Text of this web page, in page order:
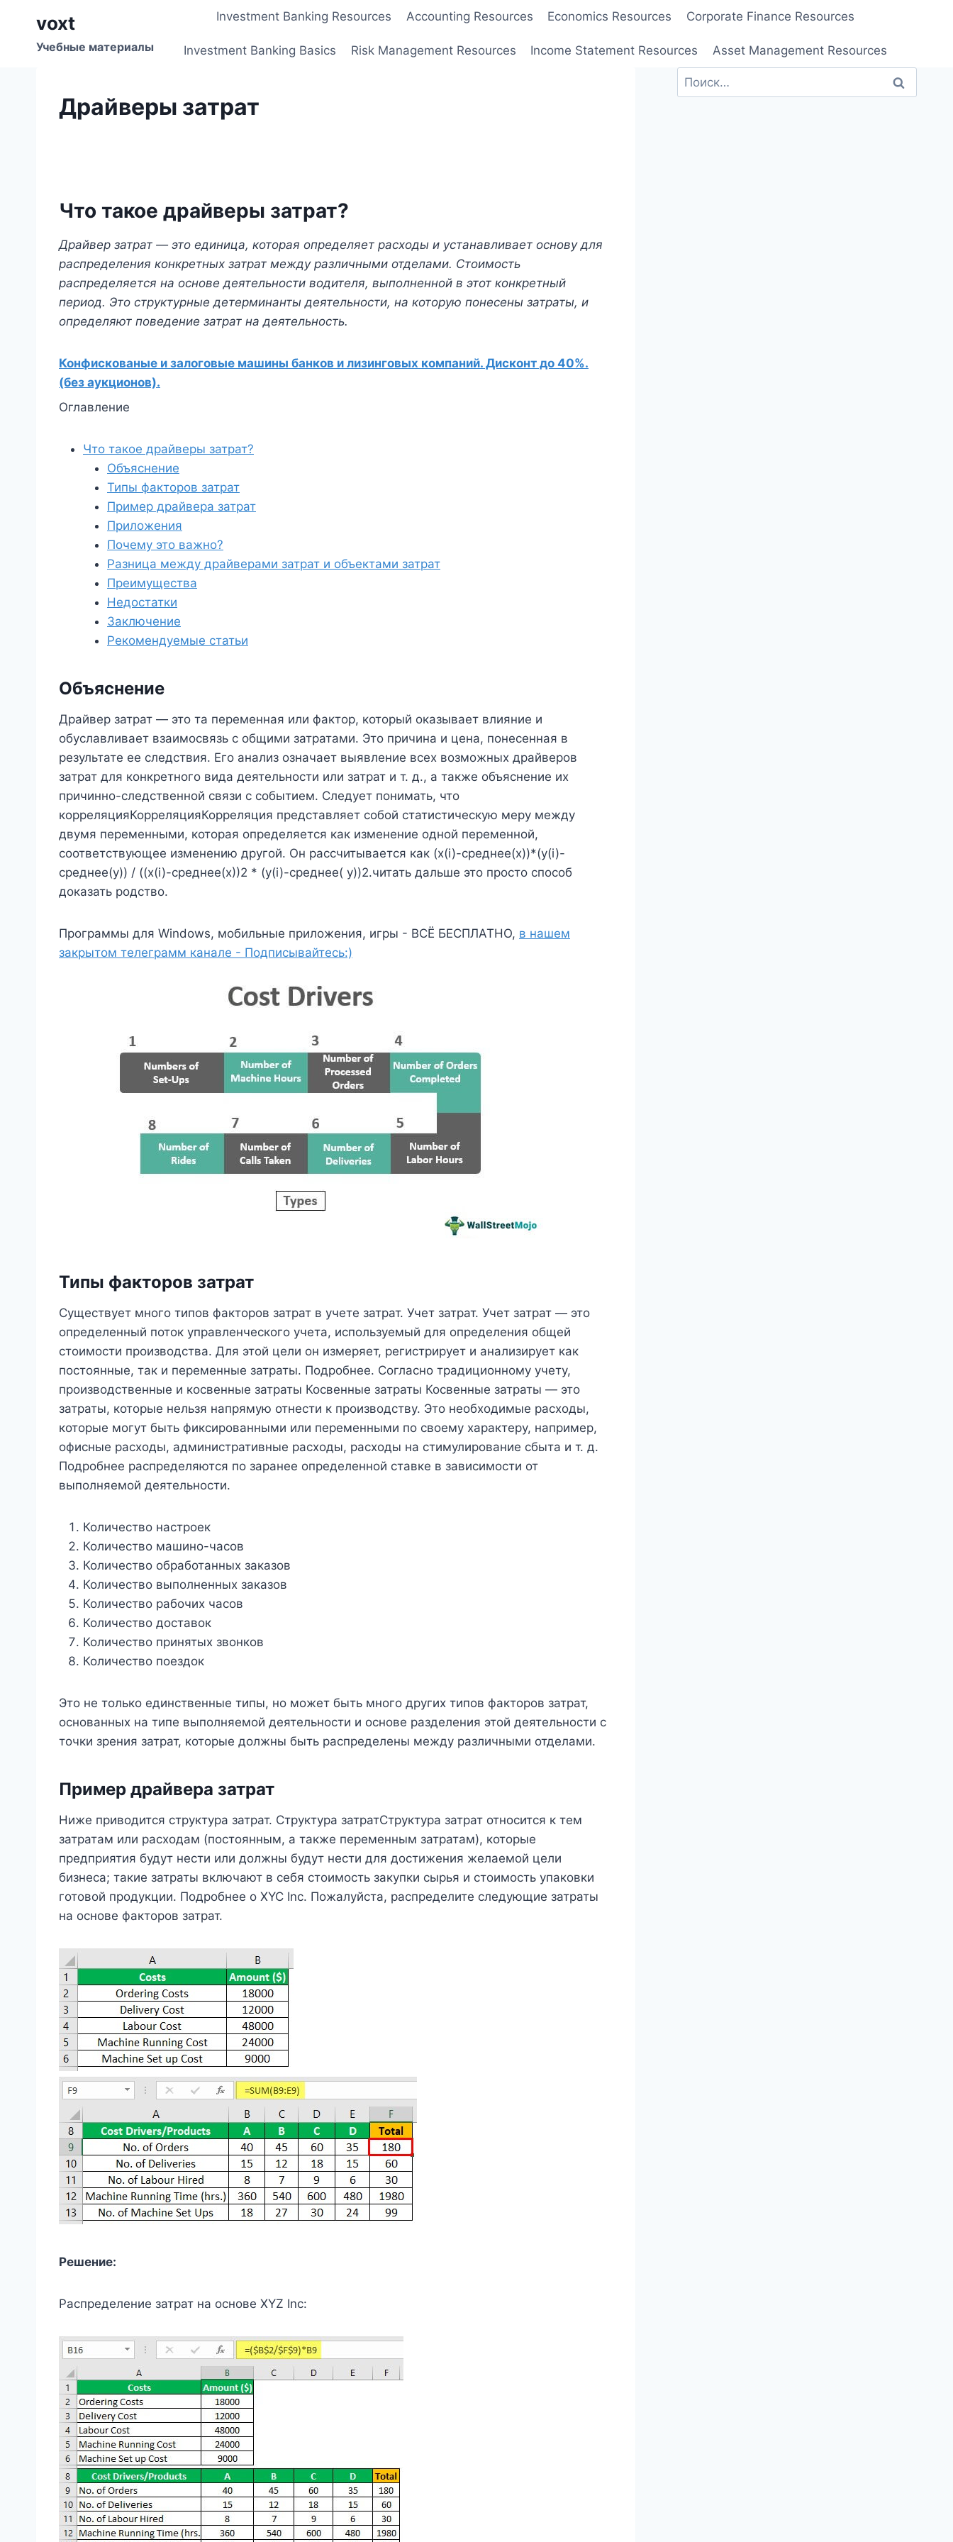
содержимому
voxt
Учебные материалы
Investment Banking Resources Accounting Resources Economics Resources Corporate Finance Resources
Investment Banking Basics Risk Management Resources Income Statement Resources Asset Management Resources
Драйверы затрат
Что такое драйверы затрат?
Драйвер затрат — это единица, которая определяет расходы и устанавливает основу для
распределения конкретных затрат между различными отделами. Стоимость
распределяется на основе деятельности водителя, выполненной в этот конкретный
период. Это структурные детерминанты деятельности, на которую понесены затраты, и
определяют поведение затрат на деятельность.
Конфискованые и залоговые машины банков и лизинговых компаний. Дисконт до 40%.
(без аукционов).
Оглавление
Что такое драйверы затрат?
Объяснение
Типы факторов затрат
Пример драйвера затрат
Приложения
Почему это важно?
Разница между драйверами затрат и объектами затрат
Преимущества
Недостатки
Заключение
Рекомендуемые статьи
Объяснение
Драйвер затрат — это та переменная или фактор, который оказывает влияние и
обуславливает взаимосвязь с общими затратами. Это причина и цена, понесенная в
результате ее следствия. Его анализ означает выявление всех возможных драйверов
затрат для конкретного вида деятельности или затрат и т. д., а также объяснение их
причинно-следственной связи с событием. Следует понимать, что
корреляцияКорреляцияКорреляция представляет собой статистическую меру между
двумя переменными, которая определяется как изменение одной переменной,
соответствующее изменению другой. Он рассчитывается как (x(i)-среднее(x))*(y(i)-
среднее(y)) / ((x(i)-среднее(x))2 * (y(i)-среднее( у))2.читать дальше это просто способ
доказать родство.
Программы для Windows, мобильные приложения, игры - ВСЁ БЕСПЛАТНО, в нашем
закрытом телеграмм канале - Подписывайтесь:)
Типы факторов затрат
Существует много типов факторов затрат в учете затрат. Учет затрат. Учет затрат — это
определенный поток управленческого учета, используемый для определения общей
стоимости производства. Для этой цели он измеряет, регистрирует и анализирует как
постоянные, так и переменные затраты. Подробнее. Согласно традиционному учету,
производственные и косвенные затраты Косвенные затраты Косвенные затраты — это
затраты, которые нельзя напрямую отнести к производству. Это необходимые расходы,
которые могут быть фиксированными или переменными по своему характеру, например,
офисные расходы, административные расходы, расходы на стимулирование сбыта и т. д.
Подробнее распределяются по заранее определенной ставке в зависимости от
выполняемой деятельности.
Количество настроек
Количество машино-часов
Количество обработанных заказов
Количество выполненных заказов
Количество рабочих часов
Количество доставок
Количество принятых звонков
Количество поездок
Это не только единственные типы, но может быть много других типов факторов затрат,
основанных на типе выполняемой деятельности и основе разделения этой деятельности с
точки зрения затрат, которые должны быть распределены между различными отделами.
Пример драйвера затрат
Ниже приводится структура затрат. Структура затратСтруктура затрат относится к тем
затратам или расходам (постоянным, а также переменным затратам), которые
предприятия будут нести или должны будут нести для достижения желаемой цели
бизнеса; такие затраты включают в себя стоимость закупки сырья и стоимость упаковки
готовой продукции. Подробнее о XYC Inc. Пожалуйста, распределите следующие затраты
на основе факторов затрат.
Решение:
Распределение затрат на основе XYZ Inc:
Найти: